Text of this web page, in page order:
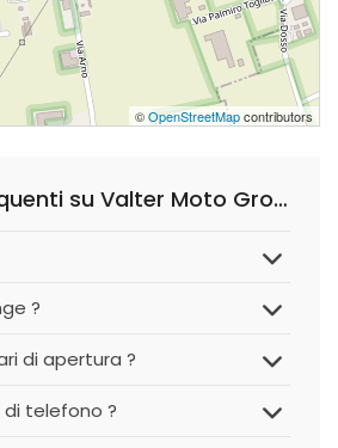
©OpenStreetMapcontributors
Domande Frequenti su Valter Moto Group S.r.l.
?
di apertura ?
di telefono ?